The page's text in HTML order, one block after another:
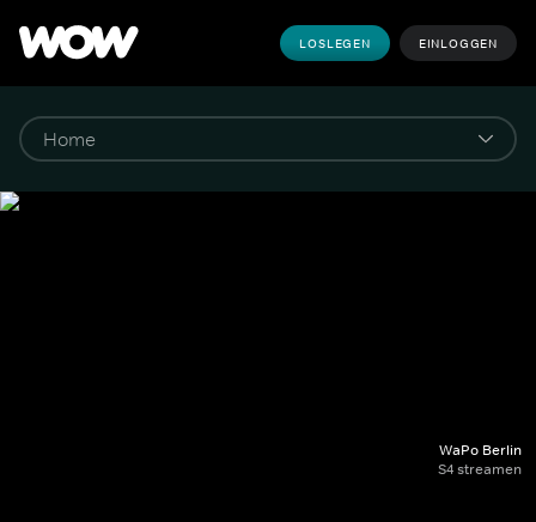
LOSLEGEN EINLOGGEN
WaPo Berlin
S4 streamen